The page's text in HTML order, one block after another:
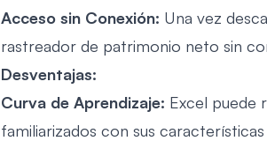
Acceso sin Conexión: Una vez
rastreador de patrimonio neto sin
Desventajas:
Curva de Aprendizaje: Excel puede
familiarizados con sus características